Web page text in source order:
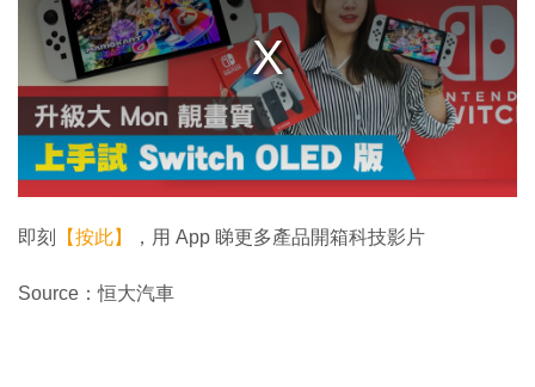
n
d
.
即刻 【按此】 ，用 App 睇更多產品開箱科技影片
Source：恒大汽車